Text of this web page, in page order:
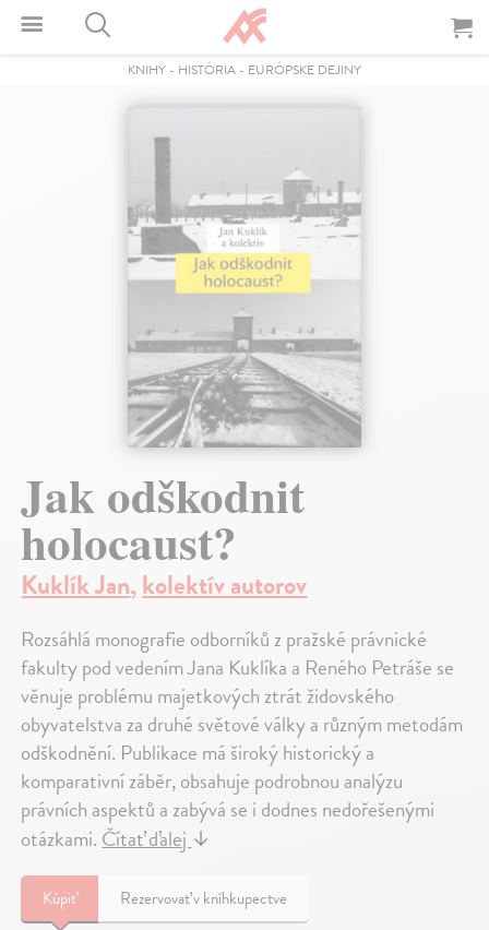
KNIHY - HISTÓRIA - EURÓPSKE DEJINY
Jak odškodnit
holocaust?
Kuklík Jan,kolektív autorov
Rozsáhlá monografie odborníků z pražské právnické
fakulty pod vedením Jana Kuklíka a Reného Petráše se
věnuje problému majetkových ztrát židovského
obyvatelstva za druhé světové války a různým metodám
odškodnění. Publikace má široký historický a
komparativní záběr, obsahuje podrobnou analýzu
právních aspektů a zabývá se i dodnes nedořešenými
otázkami.Čítať ďalej↓
Kúpiť Rezervovať v kníhkupectve